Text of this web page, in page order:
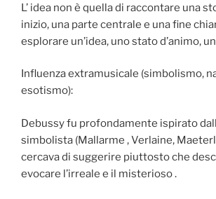
L’ idea non è quella di raccontare una
inizio, una parte centrale e una fine
esplorare un’idea, uno stato d’animo,
Influenza extramusicale (simbolismo,
esotismo):
Debussy fu profondamente ispirato
simbolista (Mallarme , Verlaine,
cercava di suggerire piuttosto che
evocare l’irreale e il misterioso .